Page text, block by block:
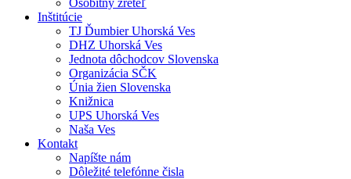
Osobitný zreteľ
Inštitúcie
TJ Ďumbier Uhorská Ves
DHZ Uhorská Ves
Jednota dôchodcov Slovenska
Organizácia SČK
Únia žien Slovenska
Knižnica
UPS Uhorská Ves
Naša Ves
Kontakt
Napíšte nám
Dôležité telefónne čisla